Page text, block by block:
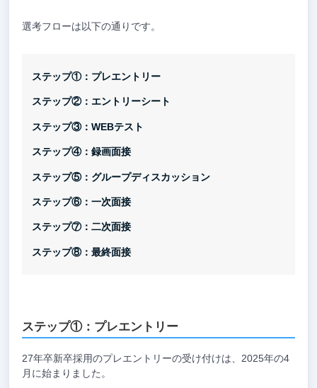
選考フローは以下の通りです。
ステップ①：プレエントリー
ステップ②：エントリーシート
ステップ③：WEBテスト
ステップ④：録画面接
ステップ⑤：グループディスカッション
ステップ⑥：一次面接
ステップ⑦：二次面接
ステップ⑧：最終面接
ステップ①：プレエントリー
27年卒新卒採用のプレエントリーの受け付けは、2025年の4
月に始まりました。